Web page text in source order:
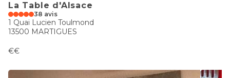
La Table d'Alsace
38 avis
1 Quai Lucien Toulmond
13500 MARTIGUES
€€